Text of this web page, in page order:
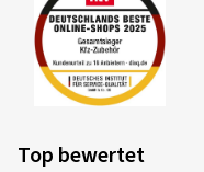
Top bewertet